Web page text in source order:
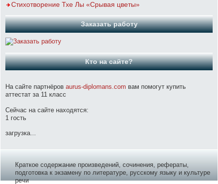
Стихотворение Тхе Лы «Срывая цветы»
Заказать работу
Кто на сайте?
На сайте партнёров aurus-diplomans.com вам помогут купить
аттестат за 11 класс
Сейчас на сайте находятся:
1 гость
загрузка...
Краткое содержание произведений, сочинения, рефераты,
подготовка к экзамену по литературе, русскому языку и культуре
речи